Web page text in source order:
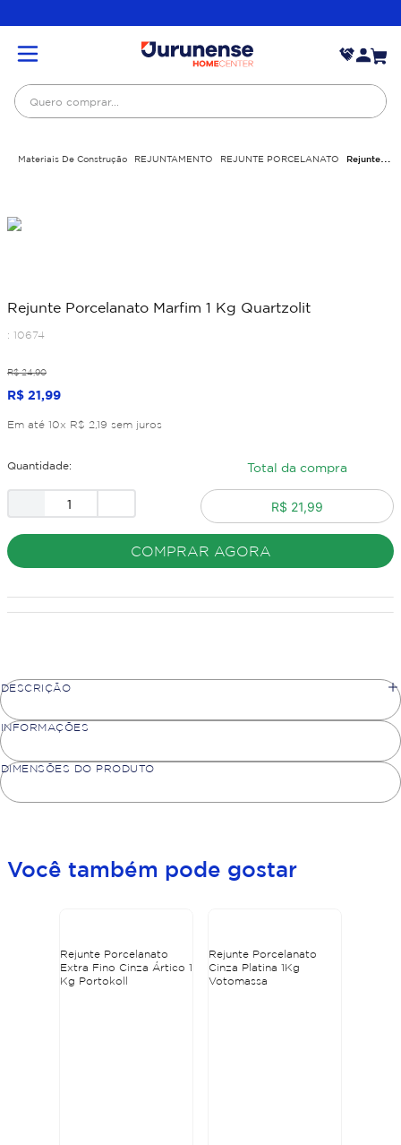
Quero comprar...
Materiais De Construção REJUNTAMENTO REJUNTE PORCELANATO Rejunte
Rejunte Porcelanato Marfim 1 Kg Quartzolit
: 10674
R$ 24,90
R$ 21,99
Em até 10x R$ 219 sem juros
Quantidade: Total da compra
R$ 21,99
COMPRAR AGORA
DESCRIÇÃO
INFORMAÇÕES
DIMENSÕES DO PRODUTO
Você também pode gostar
Rejunte Porcelanato
Extra Fino Cinza Ártico 1
Kg Portokoll
Rejunte Porcelanato
Cinza Platina 1Kg
Votomassa